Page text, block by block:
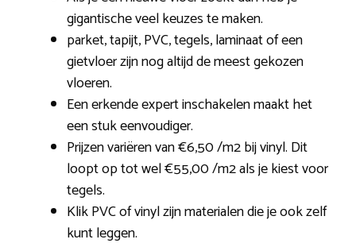
gigantische veel keuzes te maken.
parket, tapijt, PVC, tegels, laminaat of een
gietvloer zijn nog altijd de meest gekozen
vloeren.
Een erkende expert inschakelen maakt het
een stuk eenvoudiger.
Prijzen variëren van €6,50 /m2 bij vinyl. Dit
loopt op tot wel €55,00 /m2 als je kiest voor
tegels.
Klik PVC of vinyl zijn materialen die je ook zelf
kunt leggen.